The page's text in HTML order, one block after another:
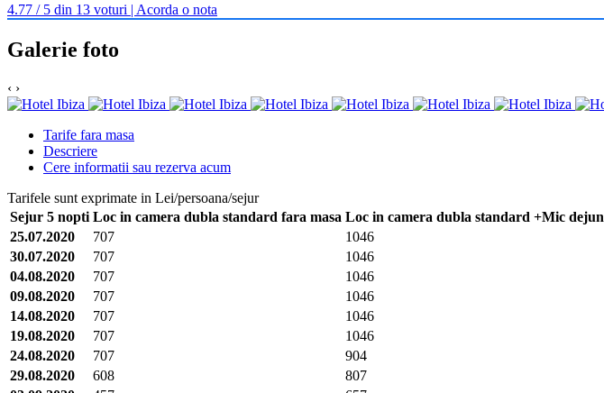
4.77 / 5 din 13 voturi | Acorda o nota
Galerie foto
‹ ›
Tarife fara masa
Descriere
Cere informatii sau rezerva acum
Tarifele sunt exprimate in Lei/persoana/sejur
Sejur 5 nopti Loc in camera dubla standard fara masa Loc in camera dubla standard +Mic dejun
25.07.2020
707
1046
30.07.2020
707
1046
04.08.2020
707
1046
09.08.2020
707
1046
14.08.2020
707
1046
19.08.2020
707
1046
24.08.2020
707
904
29.08.2020
608
807